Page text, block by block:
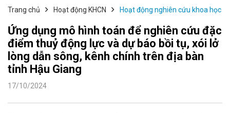
Trang chủ Hoạt động KHCN Hoạt động nghiên cứu khoa học
Ứng dụng mô hình toán để nghiên cứu đặc
điểm thuỷ động lực và dự báo bồi tụ, xói lở
lòng dẫn sông, kênh chính trên địa bàn
tỉnh Hậu Giang
17/10/2024